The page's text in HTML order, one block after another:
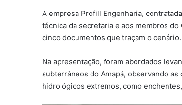
A empresa Profill Engenharia,
técnica da secretaria e aos membros
cinco documentos que traçam o cenário.
Na apresentação, foram abordados
subterrâneos do Amapá, observando
hidrológicos extremos, como